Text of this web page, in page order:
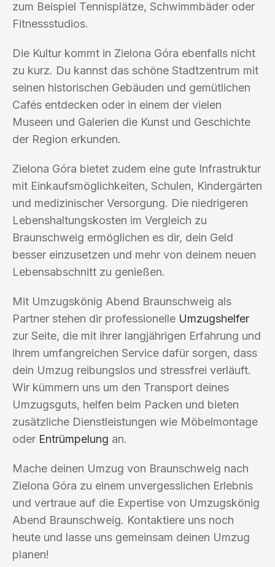
zum Beispiel Tennisplätze, Schwimmbäder oder
Fitnessstudios.
Die Kultur kommt in Zielona Góra ebenfalls nicht
zu kurz. Du kannst das schöne Stadtzentrum mit
seinen historischen Gebäuden und gemütlichen
Cafés entdecken oder in einem der vielen
Museen und Galerien die Kunst und Geschichte
der Region erkunden.
Zielona Góra bietet zudem eine gute Infrastruktur
mit Einkaufsmöglichkeiten, Schulen, Kindergärten
und medizinischer Versorgung. Die niedrigeren
Lebenshaltungskosten im Vergleich zu
Braunschweig ermöglichen es dir, dein Geld
besser einzusetzen und mehr von deinem neuen
Lebensabschnitt zu genießen.
Mit Umzugskönig Abend Braunschweig als
Partner stehen dir professionelle Umzugshelfer
zur Seite, die mit ihrer langjährigen Erfahrung und
ihrem umfangreichen Service dafür sorgen, dass
dein Umzug reibungslos und stressfrei verläuft.
Wir kümmern uns um den Transport deines
Umzugsguts, helfen beim Packen und bieten
zusätzliche Dienstleistungen wie Möbelmontage
oder Entrümpelung an.
Mache deinen Umzug von Braunschweig nach
Zielona Góra zu einem unvergesslichen Erlebnis
und vertraue auf die Expertise von Umzugskönig
Abend Braunschweig. Kontaktiere uns noch
heute und lasse uns gemeinsam deinen Umzug
planen!